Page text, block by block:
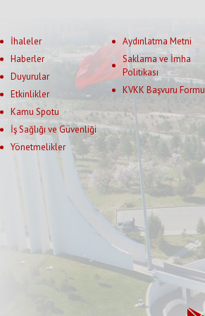
İhaleler
Haberler
Duyurular
Etkinlikler
Kamu Spotu
İş Sağlığı ve Güvenliği
Yönetmelikler
Aydınlatma Metni
Saklama ve İmha
Politikası
KVKK Başvuru Formu